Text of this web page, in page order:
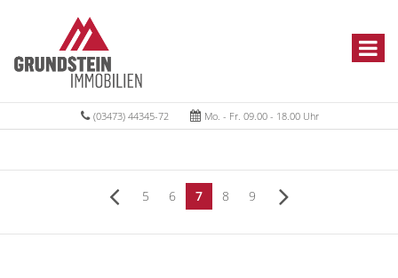
(03473) 44345-72 Mo. - Fr. 09.00 - 18.00 Uhr
5 6 7 8 9